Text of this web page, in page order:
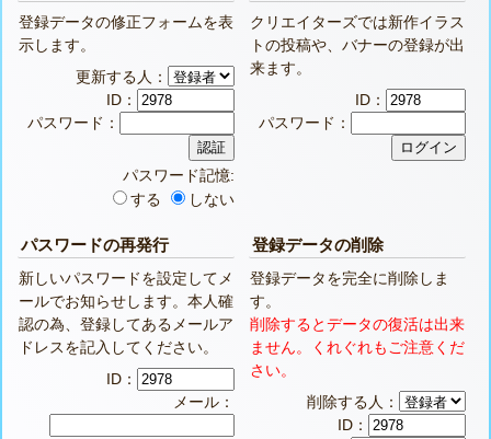
登録データの修正フォームを表
示します。
更新する人：
ID：
パスワード：
パスワード記憶:
する
しない
クリエイターズでは新作イラス
トの投稿や、バナーの登録が出
来ます。
ID：
パスワード：
パスワードの再発行
新しいパスワードを設定してメ
ールでお知らせします。本人確
認の為、登録してあるメールア
ドレスを記入してください。
ID：
メール：
登録データの削除
登録データを完全に削除しま
す。
削除するとデータの復活は出来
ません。くれぐれもご注意くだ
さい。
削除する人：
ID：